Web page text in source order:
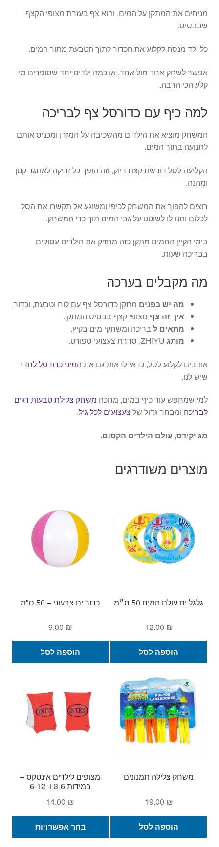
מניחים את המתקן על המים, והוא צף בעזרת מצופי הקצף
שבבסיס.
כל ילד מנסה לקלוע את הכדור לתוך הטבעת מתוך המים.
אפשר לשחק אחד מול אחד, או כמה ילדים יחד שסופרים מי
קלע הכי הרבה.
למה כיף עם כדורסל צף לבריכה
המשחק מוציא את הילדים מהשכיבה על המזרן ומכניס אותם
לתנועה בתוך המים.
הקליעה לסל דורשת קצת דיוק, וזה הופך כל זריקה לאתגר קטן
ומהנה.
רוצים להפוך את המשחק לכיפי ומשוגע אל תקשרו את הסל
לכלום ותנו לו לשוטט על גבי המים תוך כדי המשחק.
בימי הקיץ החמים מתקן כזה מחזיק את הילדים עסוקים
בבריכה שעות.
מה מקבלים בערכה
מה יש בפנים מתקן כדורסל צף עם לוח וטבעת, וכדור.
איך זה צף מצופי קצף בבסיס המתקן.
מתאים לבריכה ומשחקי מים בקיץ.
מותגZHIYU, סדרת צעצועי ספורט.
אוהבים לקלוע לסל, כדאי לראות גם את המיני כדורסל לחדר
שיש לנו.
למי שמחפש עוד כיף במים, מחכה משחק צלילת טבעות דגים
לבריכה ומבחר גדול של צעצועים לכל גיל.
מג'יקידס, עולם הילדים הקסום.
מוצרים משודרגים
גלגל ים עולם המים 50 ס״מ
12.00 ₪
הוספה לסל
כדור ים צבעוני – 50 ס"מ
9.00 ₪
הוספה לסל
משחק צלילה תמנונים
19.00 ₪
הוספה לסל
מצופים לילדים אינטקס –
במידות 3-6 ו- 6-12
14.00 ₪
בחר אפשרויות